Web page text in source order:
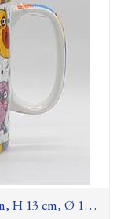
H 13 cm, Ø 10,5